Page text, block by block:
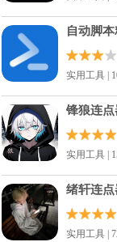
自动脚
实用工具 |
锋狼连
实用工具 |
绪轩连
实用工具 |